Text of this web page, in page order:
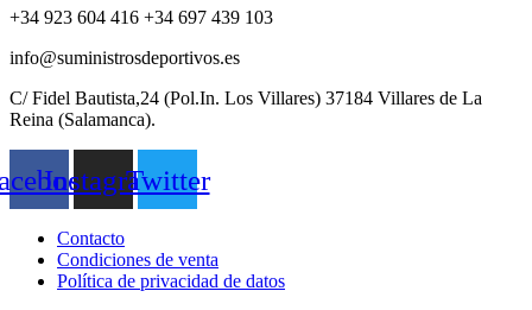
+34 923 604 416 +34 697 439 103
info@suministrosdeportivos.es
C/ Fidel Bautista,24 (Pol.In. Los Villares) 37184 Villares de La
Reina (Salamanca).
InstagramTwitter
Contacto
Condiciones de venta
Política de privacidad de datos